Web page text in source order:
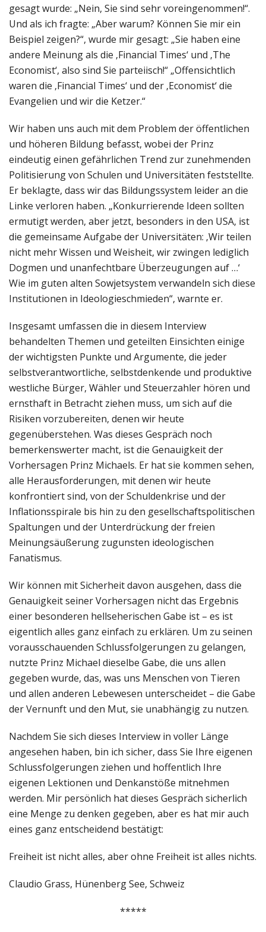
gesagt wurde: „Nein, Sie sind sehr voreingenommen!“.
Und als ich fragte: „Aber warum? Können Sie mir ein
Beispiel zeigen?“, wurde mir gesagt: „Sie haben eine
andere Meinung als die ‚Financial Times‘ und ‚The
Economist‘, also sind Sie parteiisch!“ „Offensichtlich
waren die ‚Financial Times‘ und der ‚Economist‘ die
Evangelien und wir die Ketzer.“
Wir haben uns auch mit dem Problem der öffentlichen
und höheren Bildung befasst, wobei der Prinz
eindeutig einen gefährlichen Trend zur zunehmenden
Politisierung von Schulen und Universitäten feststellte.
Er beklagte, dass wir das Bildungssystem leider an die
Linke verloren haben. „Konkurrierende Ideen sollten
ermutigt werden, aber jetzt, besonders in den USA, ist
die gemeinsame Aufgabe der Universitäten: ‚Wir teilen
nicht mehr Wissen und Weisheit, wir zwingen lediglich
Dogmen und unanfechtbare Überzeugungen auf …‘
Wie im guten alten Sowjetsystem verwandeln sich diese
Institutionen in Ideologieschmieden“, warnte er.
Insgesamt umfassen die in diesem Interview
behandelten Themen und geteilten Einsichten einige
der wichtigsten Punkte und Argumente, die jeder
selbstverantwortliche, selbstdenkende und produktive
westliche Bürger, Wähler und Steuerzahler hören und
ernsthaft in Betracht ziehen muss, um sich auf die
Risiken vorzubereiten, denen wir heute
gegenüberstehen. Was dieses Gespräch noch
bemerkenswerter macht, ist die Genauigkeit der
Vorhersagen Prinz Michaels. Er hat sie kommen sehen,
alle Herausforderungen, mit denen wir heute
konfrontiert sind, von der Schuldenkrise und der
Inflationsspirale bis hin zu den gesellschaftspolitischen
Spaltungen und der Unterdrückung der freien
Meinungsäußerung zugunsten ideologischen
Fanatismus.
Wir können mit Sicherheit davon ausgehen, dass die
Genauigkeit seiner Vorhersagen nicht das Ergebnis
einer besonderen hellseherischen Gabe ist – es ist
eigentlich alles ganz einfach zu erklären. Um zu seinen
vorausschauenden Schlussfolgerungen zu gelangen,
nutzte Prinz Michael dieselbe Gabe, die uns allen
gegeben wurde, das, was uns Menschen von Tieren
und allen anderen Lebewesen unterscheidet – die Gabe
der Vernunft und den Mut, sie unabhängig zu nutzen.
Nachdem Sie sich dieses Interview in voller Länge
angesehen haben, bin ich sicher, dass Sie Ihre eigenen
Schlussfolgerungen ziehen und hoffentlich Ihre
eigenen Lektionen und Denkanstöße mitnehmen
werden. Mir persönlich hat dieses Gespräch sicherlich
eine Menge zu denken gegeben, aber es hat mir auch
eines ganz entscheidend bestätigt:
Freiheit ist nicht alles, aber ohne Freiheit ist alles nichts.
Claudio Grass, Hünenberg See, Schweiz
*****